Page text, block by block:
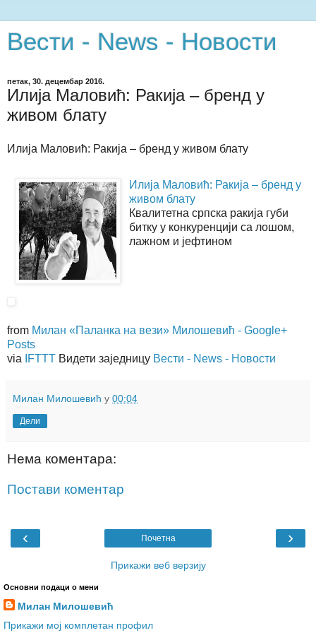
Вести - News - Новости
петак, 30. децембар 2016.
Илија Маловић: Ракија – бренд у
живом блату
Илија Маловић: Ракија – бренд у живом блату
Илија Маловић: Ракија – бренд у
живом блату
Квалитетна српска ракија губи
битку у конкуренцији са лошом,
лажном и јефтином
from Милан «Паланка на вези» Милошевић - Google+
Posts
via
IFTTT Видети заједницу Вести - News - Новости
Милан Милошевић у 00:04
Дели
Нема коментара:
Постави коментар
‹ ›
Почетна
Прикажи веб верзију
Основни подаци о мени
Милан Милошевић
Прикажи мој комплетан профил